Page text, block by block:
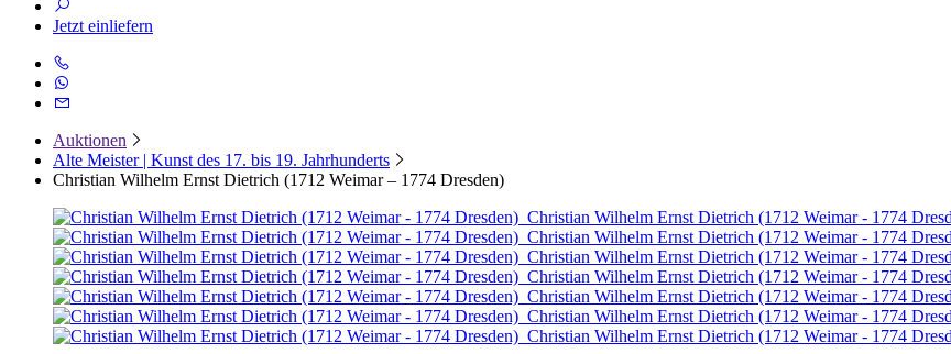
Jetzt einliefern
Auktionen
Alte Meister | Kunst des 17. bis 19. Jahrhunderts
Christian Wilhelm Ernst Dietrich (1712 Weimar – 1774 Dresden)